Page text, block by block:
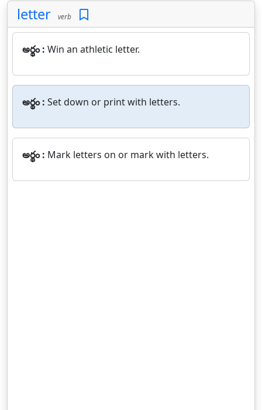
letter verb
అర్థం : Win an athletic letter.
అర్థం : Set down or print with letters.
అర్థం : Mark letters on or mark with letters.